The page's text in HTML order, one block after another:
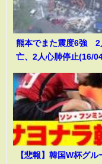
熊本でまた震度6強 2
亡、2人心肺停止(16/
【悲報】韓国W杯グル